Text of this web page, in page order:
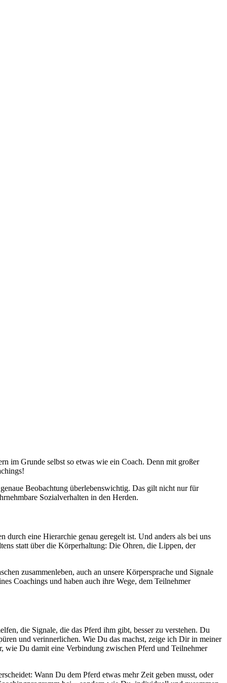
im Grunde selbst so etwas wie ein Coach. Denn mit großer
Beobachtung überlebenswichtig. Das gilt nicht nur für
Sozialverhalten in den Herden.
eine Hierarchie genau geregelt ist. Und anders als bei uns
statt über die Körperhaltung: Die Ohren, die Lippen, der
zusammenleben, auch an unsere Körpersprache und Signale
Coachings und haben auch ihre Wege, dem Teilnehmer
die Signale, die das Pferd ihm gibt, besser zu verstehen. Du
und verinnerlichen. Wie Du das machst, zeige ich Dir in meiner
wie Du damit eine Verbindung zwischen Pferd und Teilnehmer
Wann Du dem Pferd etwas mehr Zeit geben musst, oder